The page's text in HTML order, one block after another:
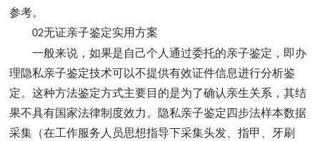
参考。
02无证亲子鉴定实用方案
一般来说，如果是自己个人通过委托的亲子鉴定，即办
理隐私亲子鉴定技术可以不提供有效证件信息进行分析鉴
定。这种方法鉴定方式主要目的是为了确认亲生关系，其结
果不具有国家法律制度效力。‌隐私亲子鉴定四步法‌样本数据
采集（在工作服务人员思想指导下采集头发、指甲、牙刷